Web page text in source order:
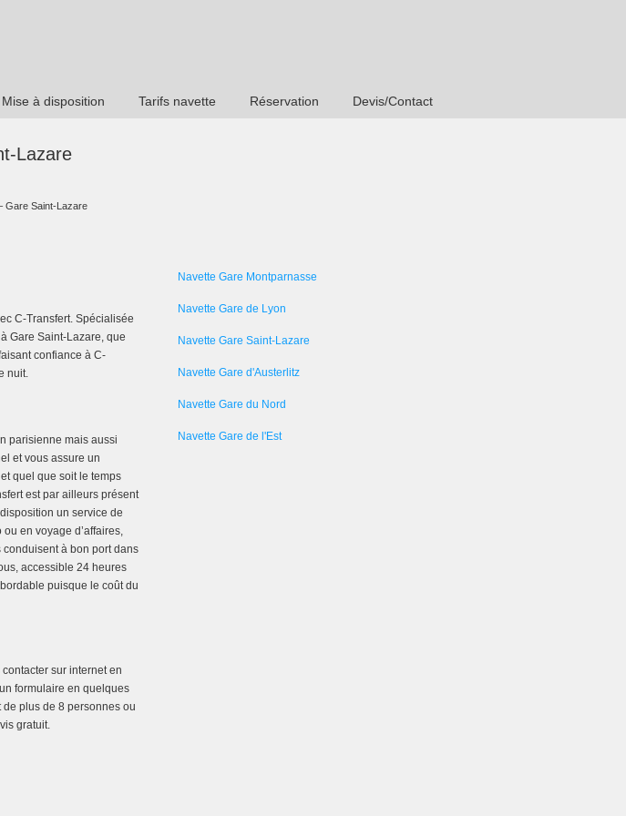
Mise à disposition Tarifs navette Réservation Devis/Contact
Lazare
Gare Saint-Lazare
C-Transfert. Spécialisée
Gare Saint-Lazare, que
confiance à C-
nuit.
parisienne mais aussi
et vous assure un
quel que soit le temps
est par ailleurs présent
un service de
en voyage d’affaires,
à bon port dans
accessible 24 heures
puisque le coût du
sur internet en
formulaire en quelques
plus de 8 personnes ou
gratuit.
Navette Gare Montparnasse
Navette Gare de Lyon
Navette Gare Saint-Lazare
Navette Gare d'Austerlitz
Navette Gare du Nord
Navette Gare de l'Est